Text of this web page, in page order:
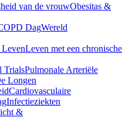
van de vrouwObesitas &
DagWereld
Leven met een chronische
TrialsPulmonale Arteriële
Longen
Cardiovasculaire
Infectieziekten
&